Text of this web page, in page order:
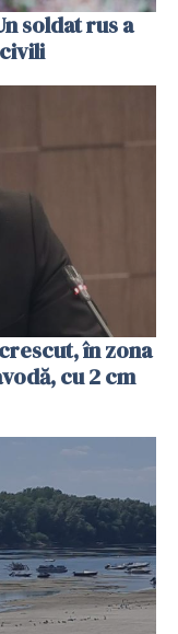
soldat rus a
în zona
cu 2 cm